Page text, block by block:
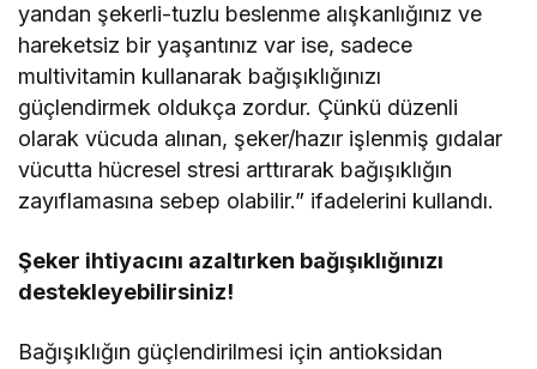
yandan şekerli-tuzlu beslenme alışkanlığınız ve
hareketsiz bir yaşantınız var ise, sadece
multivitamin kullanarak bağışıklığınızı
güçlendirmek oldukça zordur. Çünkü düzenli
olarak vücuda alınan, şeker/hazır işlenmiş gıdalar
vücutta hücresel stresi arttırarak bağışıklığın
zayıflamasına sebep olabilir.” ifadelerini kullandı.
Şeker ihtiyacını azaltırken bağışıklığınızı
destekleyebilirsiniz!
Bağışıklığın güçlendirilmesi için antioksidan